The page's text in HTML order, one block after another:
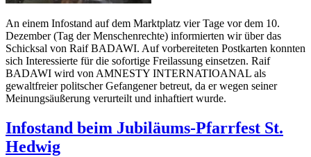
An einem Infostand auf dem Marktplatz vier Tage vor dem 10.
Dezember (Tag der Menschenrechte) informierten wir über das
Schicksal von Raif BADAWI. Auf vorbereiteten Postkarten konnten
sich Interessierte für die sofortige Freilassung einsetzen. Raif
BADAWI wird von AMNESTY INTERNATIOANAL als
gewaltfreier politscher Gefangener betreut, da er wegen seiner
Meinungsäußerung verurteilt und inhaftiert wurde.
Infostand beim Jubiläums-Pfarrfest St.
Hedwig